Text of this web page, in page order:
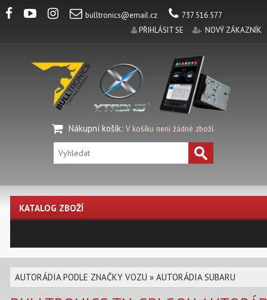
bulltronics@email.cz
737 516 577
PŘIHLÁSIT SE
NOVÝ ZÁKAZNÍK
Nákupní košík: V košíku není žádné zboží.
KATALOG ZBOŽÍ
AUTORÁDIA PODLE ZNAČKY VOZU » AUTORÁDIA SUBARU